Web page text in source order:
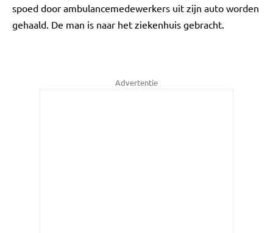
spoed door ambulancemedewerkers uit zijn auto worden
gehaald. De man is naar het ziekenhuis gebracht.
Advertentie